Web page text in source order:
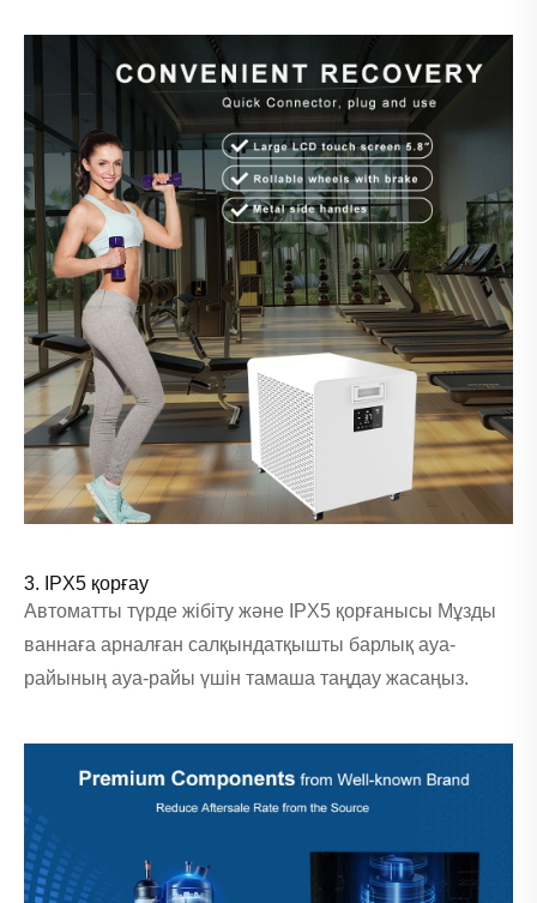
3. IPX5 қорғау
Автоматты түрде жібіту және IPX5 қорғанысы Мұзды
ваннаға арналған салқындатқышты барлық ауа-
райының ауа-райы үшін тамаша таңдау жасаңыз.